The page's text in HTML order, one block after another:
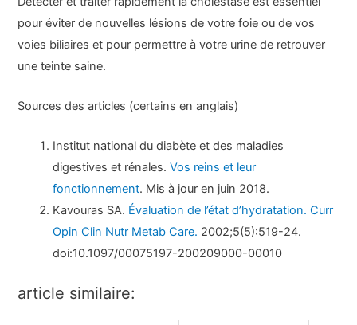
pour éviter de nouvelles lésions de votre foie ou de vos
voies biliaires et pour permettre à votre urine de retrouver
une teinte saine.
Sources des articles (certains en anglais)
Institut national du diabète et des maladies
digestives et rénales.Vos reins et leur
fonctionnement. Mis à jour en juin 2018.
Kavouras SA. Évaluation de l’état d’hydratation. Curr
Opin Clin Nutr Metab Care. 2002;5(5):519-24.
doi:10.1097/00075197-200209000-00010
article similaire: